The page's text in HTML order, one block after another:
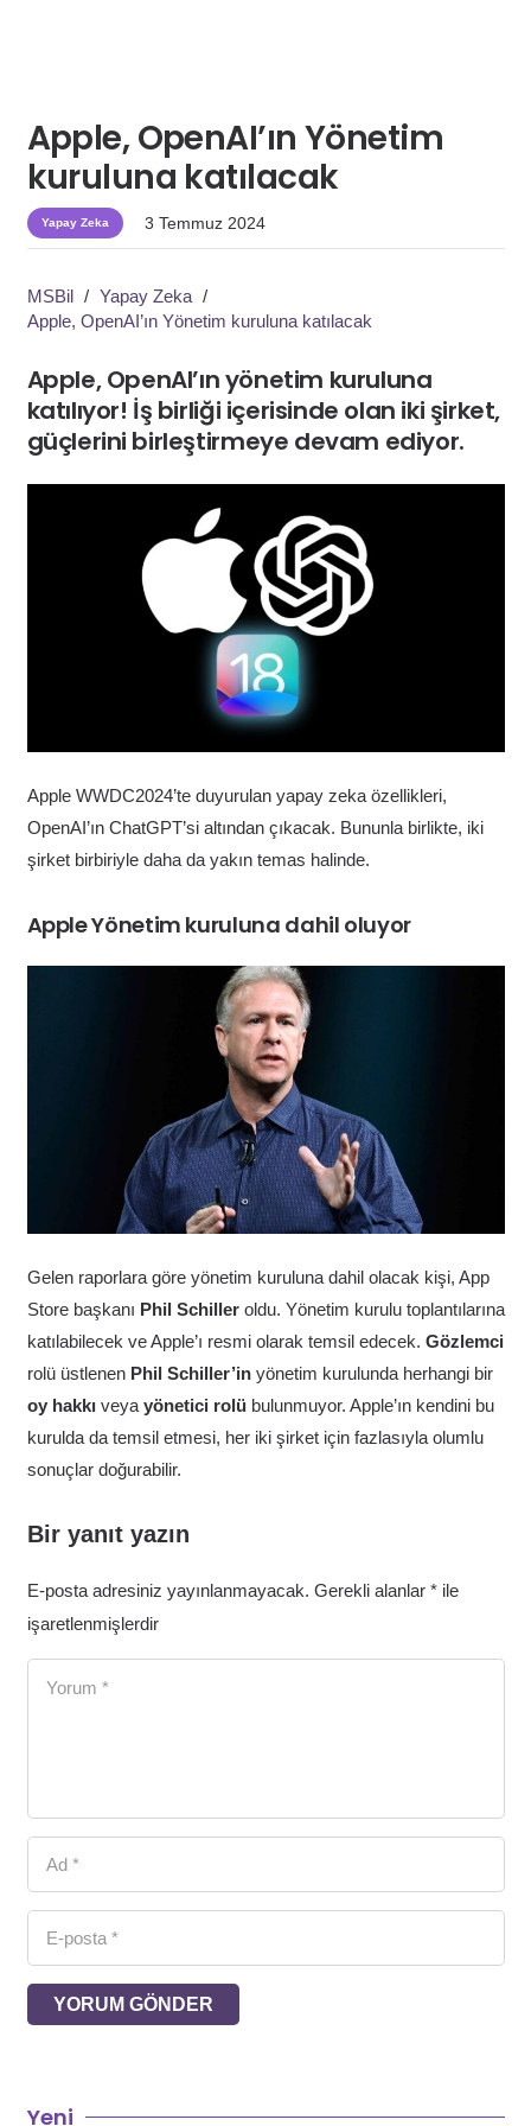
Apple, OpenAI’ın Yönetim
kuruluna katılacak
Yapay Zeka 3 Temmuz 2024
MSBil / Yapay Zeka /
Apple, OpenAI’ın Yönetim kuruluna katılacak
Apple, OpenAI’ın yönetim kuruluna
katılıyor! İş birliği içerisinde olan iki şirket,
güçlerini birleştirmeye devam ediyor.
Apple WWDC2024’te duyurulan yapay zeka özellikleri,
OpenAI’ın ChatGPT’si altından çıkacak. Bununla birlikte, iki
şirket birbiriyle daha da yakın temas halinde.
Apple Yönetim kuruluna dahil oluyor
Gelen raporlara göre yönetim kuruluna dahil olacak kişi, App
Store başkanı Phil Schilleroldu. Yönetim kurulu toplantılarına
katılabilecek ve Apple’ı resmi olarak temsil edecek. Gözlemci
rolü üstlenen Phil Schiller’inyönetim kurulunda herhangi bir
oy hakkıveyayönetici rolübulunmuyor. Apple’ın kendini bu
kurulda da temsil etmesi, her iki şirket için fazlasıyla olumlu
sonuçlar doğurabilir.
Bir yanıt yazın
E-posta adresiniz yayınlanmayacak. Gerekli alanlar *ile
işaretlenmişlerdir
YORUM GÖNDER
Yeni